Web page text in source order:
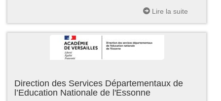
Lire la suite
Direction des Services Départementaux de
l’Education Nationale de l'Essonne